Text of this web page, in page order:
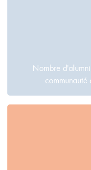
Nombre
communauté